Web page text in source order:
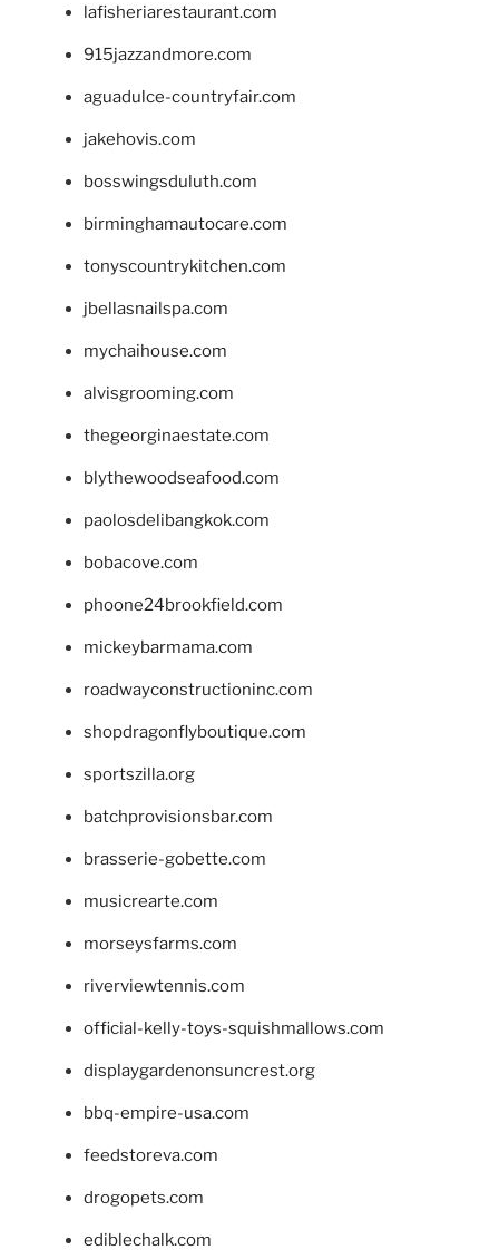
lafisheriarestaurant.com
915jazzandmore.com
aguadulce-countryfair.com
jakehovis.com
bosswingsduluth.com
birminghamautocare.com
tonyscountrykitchen.com
jbellasnailspa.com
mychaihouse.com
alvisgrooming.com
thegeorginaestate.com
blythewoodseafood.com
paolosdelibangkok.com
bobacove.com
phoone24brookfield.com
mickeybarmama.com
roadwayconstructioninc.com
shopdragonflyboutique.com
sportszilla.org
batchprovisionsbar.com
brasserie-gobette.com
musicrearte.com
morseysfarms.com
riverviewtennis.com
official-kelly-toys-squishmallows.com
displaygardenonsuncrest.org
bbq-empire-usa.com
feedstoreva.com
drogopets.com
ediblechalk.com